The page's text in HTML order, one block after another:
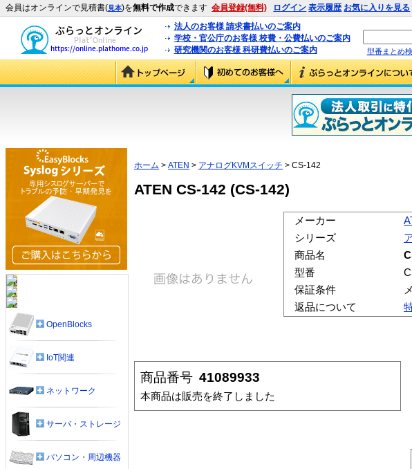
会員はオンラインで見積書(見本)を無料で作成できます 会員登録(無料) ログイン 表示履歴 お気に入りを見る
法人のお客様 請求書払いのご案内
学校・官公庁のお客様 校費・公費払いのご案内
研究機関のお客様 科研費払いのご案内
型番まとめ
ホーム > ATEN > アナログKVMスイッチ > CS-142
ATEN CS-142 (CS-142)
メーカー
シリーズ
商品名
型番
保証条件
返品について
商品番号 41089933
本商品は販売を終了しました
OpenBlocks
IoT関連
ネットワーク
サーバ・ストレージ
パソコン・周辺機器